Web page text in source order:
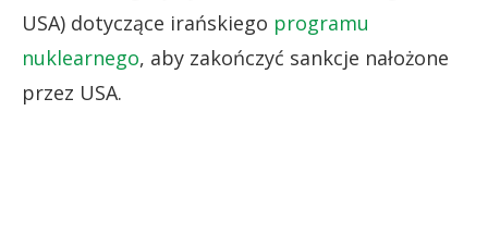
USA) dotyczące irańskiego programu
nuklearnego, aby zakończyć sankcje nałożone
przez USA.